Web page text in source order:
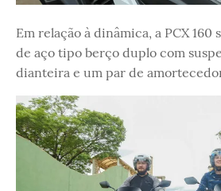
Em relação à dinâmica, a PCX 160
de aço tipo berço duplo com
dianteira e um par de